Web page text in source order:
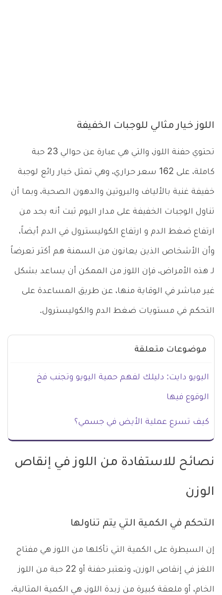
اللوز خيار مثالي للوجبات الخفيفة
تحتوي حفنة اللوز، والتي هي عبارة عن حوالي 23 حبة
كاملة، على 162 سعر حراري، وهي تمثل خيار رائع لوجبة
خفيفة غنية بالألياف والبروتين والدهون الصحية، وبما أن
تناول الوجبات الخفيفة على مدار اليوم ثبت أنه يحد من
ارتفاع ضغط الدم و ارتفاع الكوليسترول في الدم أيضاً،
وأن الأشخاص الذين يعانون من السمنة هم أكثر تعرضاً
لـ هذه الأمراض، فإن اللوز من الممكن أن يساعد بشكل
غير مباشر في الوقاية منها، عن طريق المساعدة على
التحكم في مستويات ضغط الدم والكوليسترول.
موضوعات متعلقة
اليويو دايت: دليلك لفهم حمية اليويو وتجنب فخ
الوقوع فيها
كيف تسرع عملية الأيض في جسمي؟
نصائح للاستفادة من اللوز في إنقاص
الوزن
التحكم في الكمية التي يتم تناولها
إن السيطرة على الكمية التي تأكلها من اللوز هي مفتاح
اللغز في إنقاص الوزن، وتعتبر حفنة أو 22 حبة من اللوز
الخام، أو ملعقة كبيرة من زبدة اللوز، هي الكمية المثالية،